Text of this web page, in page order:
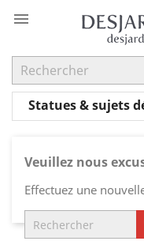

Statues & sujets
Veuillez nous
Effectuez une